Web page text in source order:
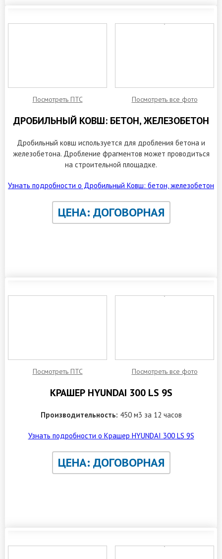
Посмотреть ПТС Посмотреть все фото
ДРОБИЛЬНЫЙ КОВШ: БЕТОН, ЖЕЛЕЗОБЕТОН
Дробильный ковш используется для дробления бетона и
железобетона. Дробление фрагментов может проводиться
на строительной площадке.
Узнать подробности о Дробильный Ковш: бетон, железобетон
ЦЕНА: ДОГОВОРНАЯ
Посмотреть ПТС Посмотреть все фото
КРАШЕР HYUNDAI 300 LS 9S
Производительность: 450 м3 за 12 часов
Узнать подробности о Крашер HYUNDAI 300 LS 9S
ЦЕНА: ДОГОВОРНАЯ